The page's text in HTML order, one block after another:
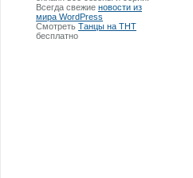
Всегда свежие новости из
мира WordPress
Смотреть Танцы на ТНТ
бесплатно